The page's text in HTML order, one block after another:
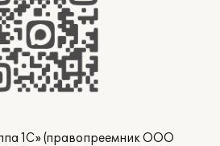
1С» (правопреемник ООО